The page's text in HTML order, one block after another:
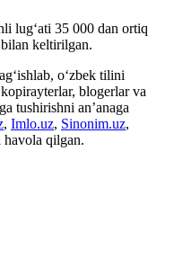
lug‘ati 35 000 dan ortiq
keltirilgan.
o‘zbek tilini
blogerlar va
tushirishni an’anaga
, Imlo.uz, Sinonim.uz,
qilgan.